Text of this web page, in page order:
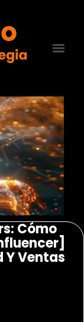
Cómo
Y Ventas